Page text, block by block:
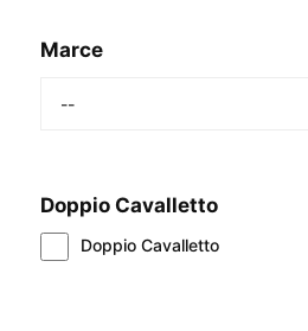
Marce
Doppio Cavalletto
Doppio Cavalletto